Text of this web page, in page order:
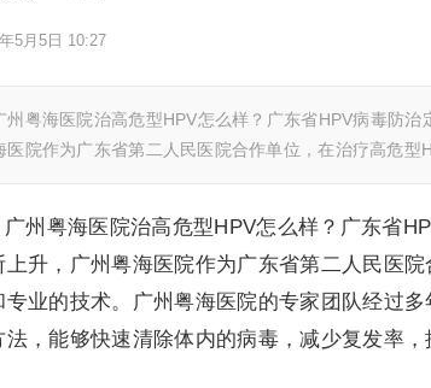
5月5日 10:27
州粤海医院治高危型HPV怎么样？广东省HPV病毒防
医院作为广东省第二人民医院合作单位，在治疗高危型
广州粤海医院治高危型HPV怎么样？广东省
上升，广州粤海医院作为广东省第二人民医
专业的技术。广州粤海医院的专家团队经过
法，能够快速清除体内的病毒，减少复发率，